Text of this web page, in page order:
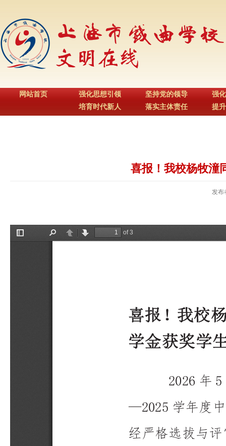
网站首页
强化思想引领
培育时代新人
坚持党的领导
落实主体责任
强
提
喜报！我校杨牧潼
发布